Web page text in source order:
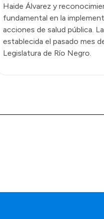
Haide Álvarez y
fundamental en la
acciones de salud pública.
establecida el pasado mes
Legislatura de Río Negro.